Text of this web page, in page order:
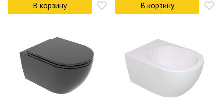
В корзину В корзину